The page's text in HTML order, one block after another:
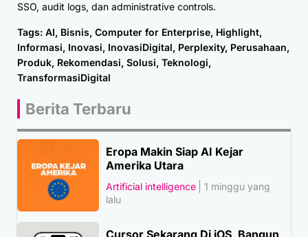
SSO, audit logs, dan administrative controls.
Tags: AI, Bisnis, Computer for Enterprise, Highlight,
Informasi, Inovasi, InovasiDigital, Perplexity, Perusahaan,
Produk, Rekomendasi, Solusi, Teknologi,
TransformasiDigital
Berita Terbaru
Eropa Makin Siap AI Kejar
Amerika Utara
Artificial intelligence
1 minggu yang
lalu